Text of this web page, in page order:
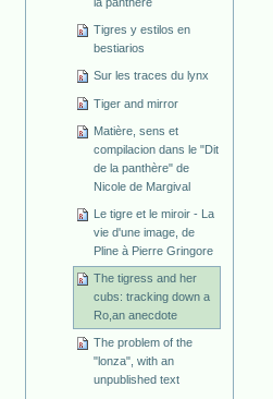
Tigres y estilos en
bestiarios
Sur les traces du lynx
Tiger and mirror
Matière, sens et
compilacion dans le "Dit
de la panthère" de
Nicole de Margival
Le tigre et le miroir - La
vie d'une image, de
Pline à Pierre Gringore
The tigress and her
cubs: tracking down a
Ro,an anecdote
The problem of the
"lonza", with an
unpublished text